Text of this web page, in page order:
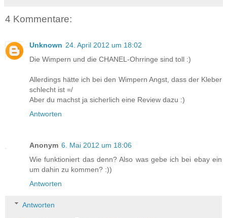
4 Kommentare:
Unknown 24. April 2012 um 18:02
Die Wimpern und die CHANEL-Ohrringe sind toll :)
Allerdings hätte ich bei den Wimpern Angst, dass der Kleber
schlecht ist =/
Aber du machst ja sicherlich eine Review dazu :)
Antworten
Anonym 6. Mai 2012 um 18:06
Wie funktioniert das denn? Also was gebe ich bei ebay ein
um dahin zu kommen? :))
Antworten
Antworten